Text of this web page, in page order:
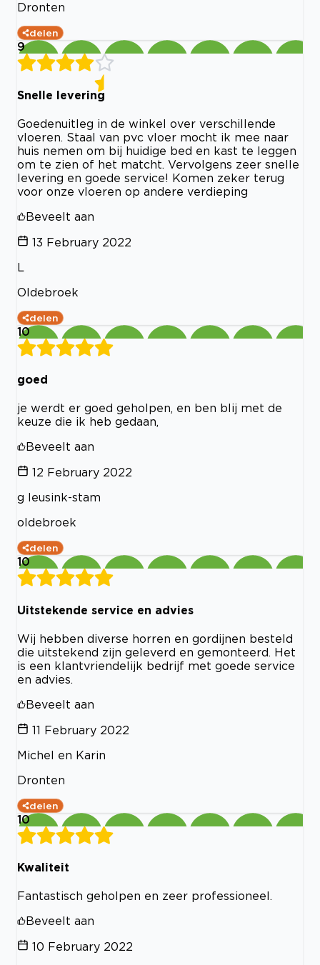
Dronten
delen
9
Snelle levering
Goedenuitleg in de winkel over verschillende
vloeren. Staal van pvc vloer mocht ik mee naar
huis nemen om bij huidige bed en kast te leggen
om te zien of het matcht. Vervolgens zeer snelle
levering en goede service! Komen zeker terug
voor onze vloeren op andere verdieping
Beveelt aan
13 February 2022
L
Oldebroek
delen
10
goed
je werdt er goed geholpen, en ben blij met de
keuze die ik heb gedaan,
Beveelt aan
12 February 2022
g leusink-stam
oldebroek
delen
10
Uitstekende service en advies
Wij hebben diverse horren en gordijnen besteld
die uitstekend zijn geleverd en gemonteerd. Het
is een klantvriendelijk bedrijf met goede service
en advies.
Beveelt aan
11 February 2022
Michel en Karin
Dronten
delen
10
Kwaliteit
Fantastisch geholpen en zeer professioneel.
Beveelt aan
10 February 2022